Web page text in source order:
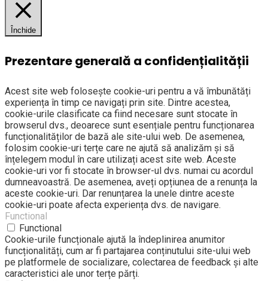
Închide
Prezentare generală a confidențialității
Acest site web folosește cookie-uri pentru a vă îmbunătăți
experiența în timp ce navigați prin site. Dintre acestea,
cookie-urile clasificate ca fiind necesare sunt stocate în
browserul dvs., deoarece sunt esențiale pentru funcționarea
funcționalităților de bază ale site-ului web. De asemenea,
folosim cookie-uri terțe care ne ajută să analizăm și să
înțelegem modul în care utilizați acest site web. Aceste
cookie-uri vor fi stocate în browser-ul dvs. numai cu acordul
dumneavoastră. De asemenea, aveți opțiunea de a renunța la
aceste cookie-uri. Dar renunțarea la unele dintre aceste
cookie-uri poate afecta experiența dvs. de navigare.
Functional
Functional
Cookie-urile funcționale ajută la îndeplinirea anumitor
funcționalități, cum ar fi partajarea conținutului site-ului web
pe platformele de socializare, colectarea de feedback și alte
caracteristici ale unor terțe părți.